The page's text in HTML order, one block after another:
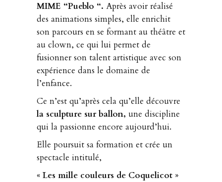
MIME “Pueblo “. Après avoir réalisé
des animations simples, elle enrichit
son parcours en se formant au théâtre et
au clown, ce qui lui permet de
fusionner son talent artistique avec son
expérience dans le domaine de
l’enfance.
Ce n’est qu’après cela qu’elle découvre
la sculpture sur ballon, une discipline
qui la passionne encore aujourd’hui.
Elle poursuit sa formation et crée un
spectacle intitulé,
« Les mille couleurs de Coquelicot »